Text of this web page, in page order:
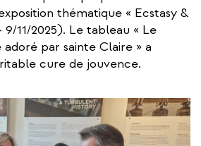
thématique « Ecstasy &
11/2025). Le tableau « Le
par sainte Claire » a
cure de jouvence.